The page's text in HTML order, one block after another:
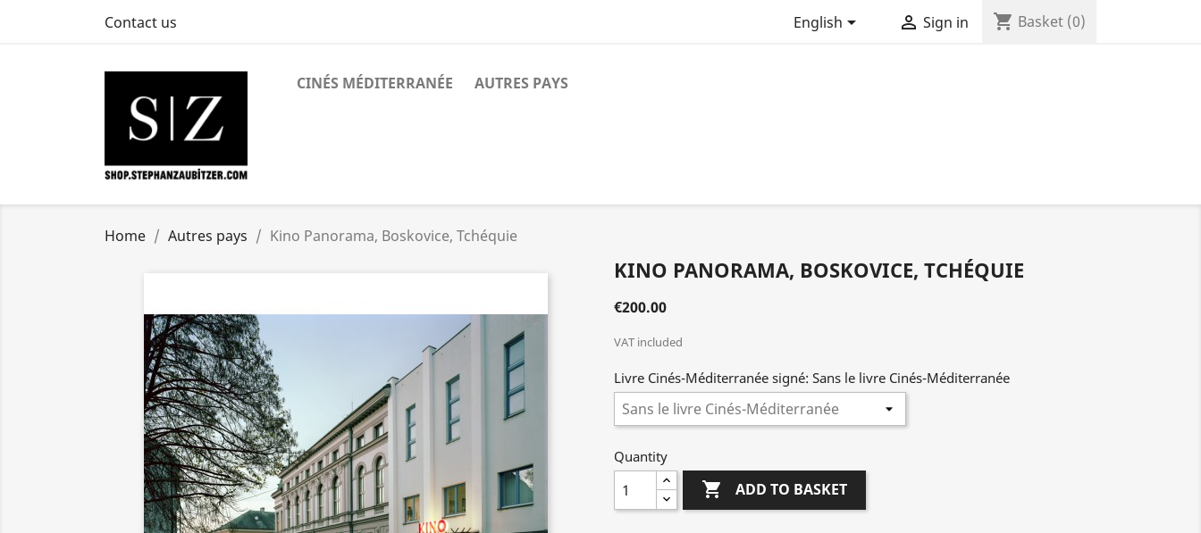
Contact us English  Sign in shopping_cart Basket (0)
CINÉS MÉDITERRANÉE AUTRES PAYS
Home Autres pays Kino Panorama, Boskovice, Tchéquie
KINO PANORAMA, BOSKOVICE, TCHÉQUIE
€200.00
VAT included
Livre Cinés-Méditerranée signé: Sans le livre Cinés-Méditerranée
Quantity
 ADD TO BASKET